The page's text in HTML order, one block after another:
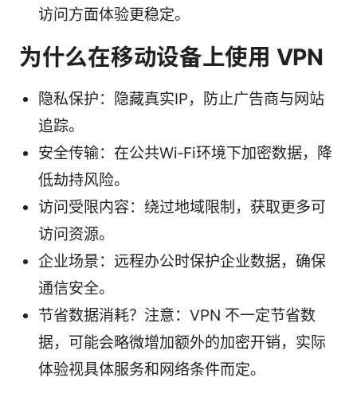
访问方面体验更稳定。
为什么在移动设备上使用 VPN
隐私保护：隐藏真实IP，防止广告商与网站
追踪。
安全传输：在公共Wi‑Fi环境下加密数据，降
低劫持风险。
访问受限内容：绕过地域限制，获取更多可
访问资源。
企业场景：远程办公时保护企业数据，确保
通信安全。
节省数据消耗？注意：VPN 不一定节省数
据，可能会略微增加额外的加密开销，实际
体验视具体服务和网络条件而定。